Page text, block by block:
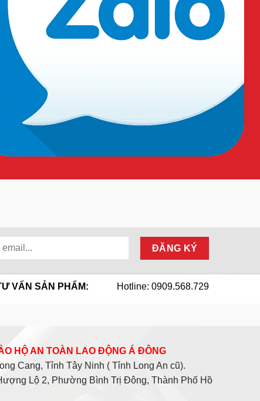
VẤN SẢN PHẨM: Hotline: 0909.568.729
HỘ AN TOÀN LAO ĐỘNG Á ĐÔNG
Cang, Tỉnh Tây Ninh ( Tỉnh Long An cũ).
Lộ 2, Phường Bình Trị Đông, Thành Phố Hồ